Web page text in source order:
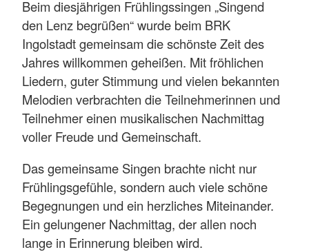
Beim diesjährigen Frühlingssingen „Singend
den Lenz begrüßen“ wurde beim BRK
Ingolstadt gemeinsam die schönste Zeit des
Jahres willkommen geheißen. Mit fröhlichen
Liedern, guter Stimmung und vielen bekannten
Melodien verbrachten die Teilnehmerinnen und
Teilnehmer einen musikalischen Nachmittag
voller Freude und Gemeinschaft.
Das gemeinsame Singen brachte nicht nur
Frühlingsgefühle, sondern auch viele schöne
Begegnungen und ein herzliches Miteinander.
Ein gelungener Nachmittag, der allen noch
lange in Erinnerung bleiben wird.